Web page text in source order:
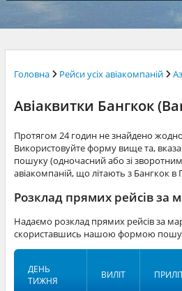
Головна Рейси усіх авіакомпаній
Авіаквитки Бангкок
Протягом 24 годин не знайдено
Використовуйте форму вище та,
пошуку (одночасний або зі зворотним
авіакомпаній, що літають з Бангкок
Розклад прямих рейсів за
Надаємо розклад прямих рейсів за
скориставшись нашою формою
ДЕНЬ
ТИЖНЯ
ВИЛІТ